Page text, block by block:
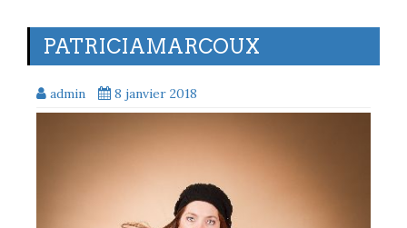
PATRICIAMARCOUX
admin 8 janvier 2018